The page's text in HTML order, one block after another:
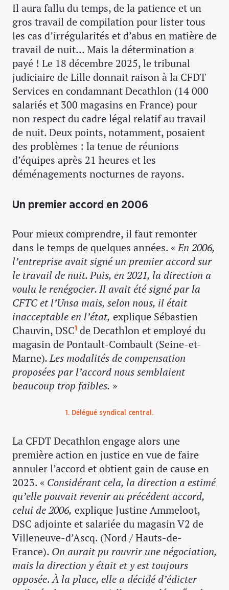
Il aura fallu du temps, de la patience et un
gros travail de compilation pour lister tous
les cas d’irrégularités et d’abus en matière de
travail de nuit… Mais la détermination a
payé ! Le 18 décembre 2025, le tribunal
judiciaire de Lille donnait raison à la CFDT
Services en condamnant Decathlon (14 000
salariés et 300 magasins en France) pour
non respect du cadre légal relatif au travail
de nuit. Deux points, notamment, posaient
des problèmes : la tenue de réunions
d’équipes après 21 heures et les
déménagements nocturnes de rayons.
Un premier accord en 2006
1. Délégué syndical central.
Pour mieux comprendre, il faut remonter
dans le temps de quelques années. «En 2006,
l’entreprise avait signé un premier accord sur
le travail de nuit. Puis, en 2021, la direction a
voulu le renégocier. Il avait été signé par la
CFTC et l’Unsa mais, selon nous, il était
inacceptable en l’état, explique Sébastien
Chauvin, DSC1 de Decathlon et employé du
magasin de Pontault-Combault (Seine-et-
Marne). Les modalités de compensation
proposées par l’accord nous semblaient
beaucoup trop faibles. »
La CFDT Decathlon engage alors une
première action en justice en vue de faire
annuler l’accord et obtient gain de cause en
2023. « Considérant cela, la direction a estimé
qu’elle pouvait revenir au précédent accord,
celui de 2006, explique Justine Ammeloot,
DSC adjointe et salariée du magasin V2 de
Villeneuve-d’Ascq. (Nord / Hauts-de-
France). On aurait pu rouvrir une négociation,
mais la direction y était et y est toujours
opposée.À la place, elle a décidé d’édicter